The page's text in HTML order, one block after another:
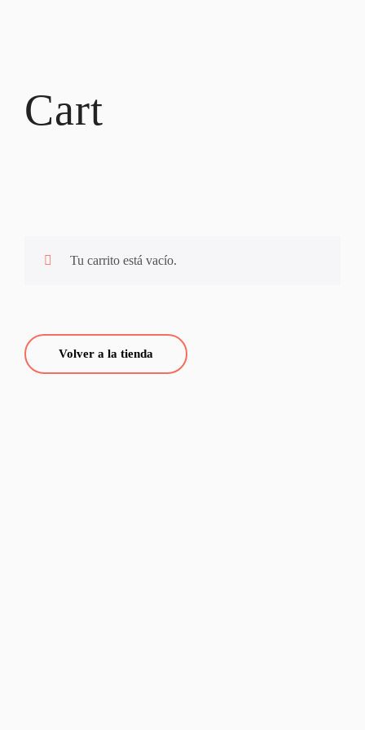
Cart
Tu carrito está vacío.
Volver a la tienda